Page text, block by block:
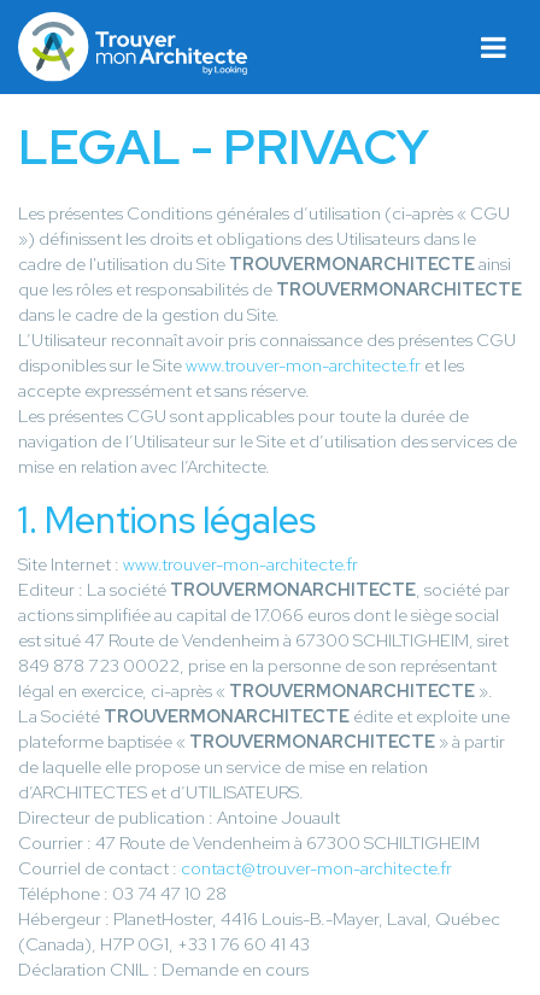
LEGAL - PRIVACY
Les présentes Conditions générales d’utilisation (ci-après « CGU
») définissent les droits et obligations des Utilisateurs dans le
cadre de l'utilisation du Site TROUVERMONARCHITECTEainsi
que les rôles et responsabilités de TROUVERMONARCHITECTE
dans le cadre de la gestion du Site.
L’Utilisateur reconnaît avoir pris connaissance des présentes CGU
disponibles sur le Sitewww.trouver-mon-architecte.fr et les
accepte expressément et sans réserve.
Les présentes CGU sont applicables pour toute la durée de
navigation de l’Utilisateur sur le Site et d’utilisation des services de
mise en relation avec l’Architecte.
1. Mentions légales
Site Internet : www.trouver-mon-architecte.fr
Editeur : La société TROUVERMONARCHITECTE, société par
actions simplifiée au capital de 17.066 euros dont le siège social
est situé 47 Route de Vendenheim à 67300 SCHILTIGHEIM, siret
849 878 723 00022, prise en la personne de son représentant
légal en exercice, ci-après « TROUVERMONARCHITECTE ».
La Société TROUVERMONARCHITECTE édite et exploite une
plateforme baptisée « TROUVERMONARCHITECTE » à partir
de laquelle elle propose un service de mise en relation
d’ARCHITECTES et d’UTILISATEURS.
Directeur de publication : Antoine Jouault
Courrier : 47 Route de Vendenheim à 67300 SCHILTIGHEIM
Courriel de contact : contact@trouver-mon-architecte.fr
Téléphone : 03 74 47 10 28
Hébergeur : PlanetHoster, 4416 Louis-B.-Mayer, Laval, Québec
(Canada), H7P 0G1, +33 1 76 60 41 43
Déclaration CNIL : Demande en cours